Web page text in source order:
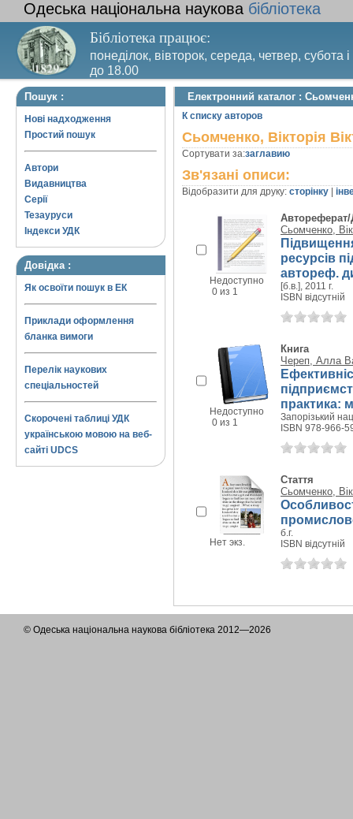
Одеська національна наукова бібліотека
Бібліотека працює:
понеділок, вівторок, середа, четвер, субота
до 18.00
Вихідний день – п’ятниця. Останній четвер
Пошук :
Нові надходження
Простий пошук
Автори
Видавництва
Серії
Тезауруси
Індекси УДК
Довідка :
Як освоїти пошук в ЕК
Приклади оформлення
бланка вимоги
Перелік наукових
спеціальностей
Скорочені таблиці УДК
українською мовою на веб-
сайті UDCS
Електронний каталог :
К списку авторов
Сьомченко, Вікторія
Сортувати за:заглавию
Зв'язані описи:
Відобразити для друку: сторінку
Недоступно
0 из 1
Автореферат/
Сьомченко,
ресурсів
автореф.
[б.в.], 2011 г.
ISBN відсутній
Недоступно
0 из 1
Книга
Череп, Алла
практика:
Запорізький
ISBN 978-966-
Нет экз.
Стаття
Сьомченко,
б.г.
ISBN відсутній
© Одеська національна наукова бібліотека 2012—2026